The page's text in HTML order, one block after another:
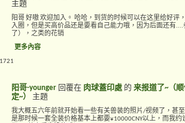
主題
阳哥 好嗷 欢迎加入。 哈哈，到货的时候可以在这里给好评
入圈，但是买高价品还是要看自己能力哦，因为后面还有
了），之类的花销
更多內容
阳哥-younger 回覆在 肉球蓋印處 的 来报道了~（
定~）
主題
我大概五六年前就开始看一些有关兽装的照片/视频了，甚
是那时候一套全装价格基本上都要¥10000CNY以上，而我